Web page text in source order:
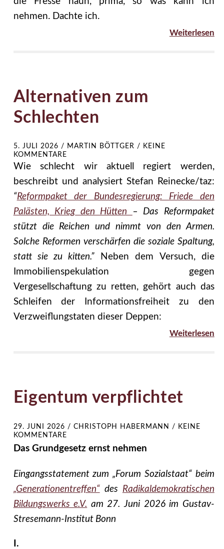
nehmen. Dachte ich.
Weiterlesen
Alternativen zum
Schlechten
5. JULI 2026 / MARTIN BÖTTGER /
KEINE
KOMMENTARE
Wie schlecht wir aktuell regiert werden,
beschreibt und analysiert Stefan Reinecke/taz:
“Reformpaket der Bundesregierung: Friede den
Palästen, Krieg den Hütten
– Das Reformpaket
stützt die Reichen und nimmt von den Armen.
Solche Reformen verschärfen die soziale Spaltung,
statt sie zu kitten.” Neben dem Versuch, die
Immobilienspekulation gegen
Vergesellschaftung zu retten, gehört auch das
Schleifen der Informationsfreiheit zu den
Verzweiflungstaten dieser Deppen:
Weiterlesen
Eigentum verpflichtet
29. JUNI 2026 / CHRISTOPH HABERMANN / KEINE
KOMMENTARE
Das Grundgesetz ernst nehmen
Eingangsstatement zum „Forum Sozialstaat“ beim
„Generationentreffen“ des Radikaldemokratischen
Bildungswerks e.V. am 27. Juni 2026 im Gustav-
Stresemann-Institut Bonn
I.